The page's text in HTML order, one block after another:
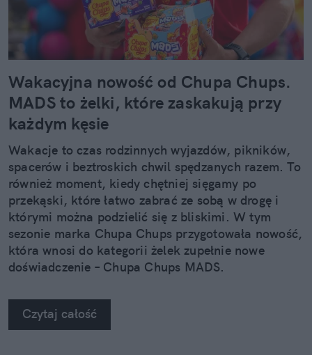
Wakacyjna nowość od Chupa Chups.
MADS to żelki, które zaskakują przy
każdym kęsie
Wakacje to czas rodzinnych wyjazdów, pikników,
spacerów i beztroskich chwil spędzanych razem. To
również moment, kiedy chętniej sięgamy po
przekąski, które łatwo zabrać ze sobą w drogę i
którymi można podzielić się z bliskimi. W tym
sezonie marka Chupa Chups przygotowała nowość,
która wnosi do kategorii żelek zupełnie nowe
doświadczenie – Chupa Chups MADS.
Czytaj całość